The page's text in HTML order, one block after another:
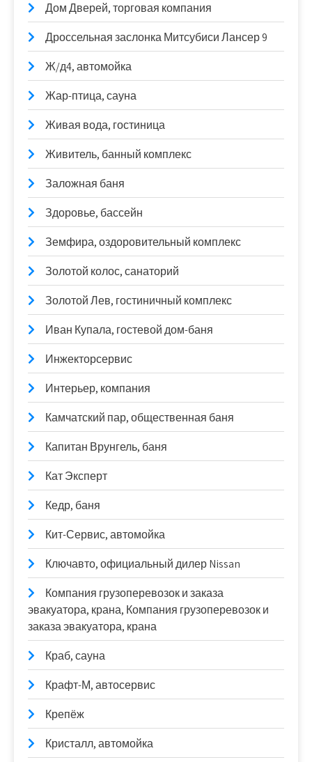
Дом Дверей, торговая компания
Дроссельная заслонка Митсубиси Лансер 9
Ж/д4, автомойка
Жар-птица, сауна
Живая вода, гостиница
Живитель, банный комплекс
Заложная баня
Здоровье, бассейн
Земфира, оздоровительный комплекс
Золотой колос, санаторий
Золотой Лев, гостиничный комплекс
Иван Купала, гостевой дом-баня
Инжекторсервис
Интерьер, компания
Камчатский пар, общественная баня
Капитан Врунгель, баня
Кат Эксперт
Кедр, баня
Кит-Сервис, автомойка
Ключавто, официальный дилер Nissan
Компания грузоперевозок и заказа
эвакуатора, крана, Компания грузоперевозок и
заказа эвакуатора, крана
Краб, сауна
Крафт-М, автосервис
Крепёж
Кристалл, автомойка